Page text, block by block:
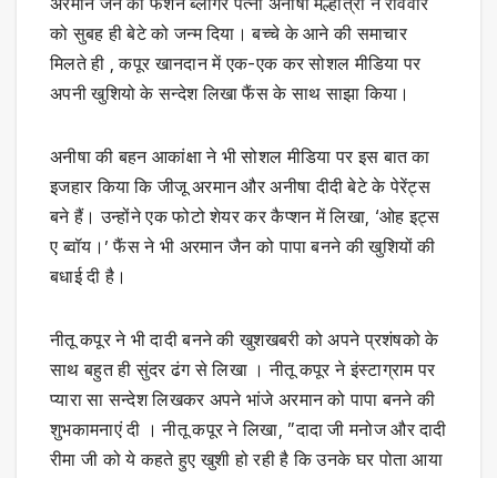
को सुबह ही बेटे को जन्म दिया। बच्चे के आने की समाचार
मिलते ही , कपूर खानदान में एक-एक कर सोशल मीडिया पर
अपनी खुशियो के सन्देश लिखा फैंस के साथ साझा किया।
अनीषा की बहन आकांक्षा ने भी सोशल मीडिया पर इस बात का
इजहार किया कि जीजू अरमान और अनीषा दीदी बेटे के पेरेंट्स
बने हैं। उन्होंने एक फोटो शेयर कर कैप्शन में लिखा, ‘ओह इट्स
ए ब्वॉय।’ फैंस ने भी अरमान जैन को पापा बनने की खुशियों की
बधाई दी है।
नीतू कपूर ने भी दादी बनने की खुशखबरी को अपने प्रशंषको के
साथ बहुत ही सुंदर ढंग से लिखा । नीतू कपूर ने इंस्टाग्राम पर
प्यारा सा सन्देश लिखकर अपने भांजे अरमान को पापा बनने की
शुभकामनाएं दी । नीतू कपूर ने लिखा, ”दादा जी मनोज और दादी
रीमा जी को ये कहते हुए खुशी हो रही है कि उनके घर पोता आया